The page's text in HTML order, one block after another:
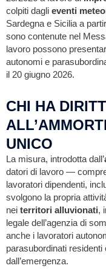
colpiti dagli eventi
Sardegna e Sicilia a
sono contenute nel
lavoro possono
autonomi e
il 20 giugno 2026.
CHI HA
UNICO
La misura, introdotta dall’
datori di lavoro —
lavoratori dipendenti,
svolgono la propria
nei territori alluvionati,
legale dell’agenzia di
anche i lavoratori
parasubordinati
dall’emergenza.